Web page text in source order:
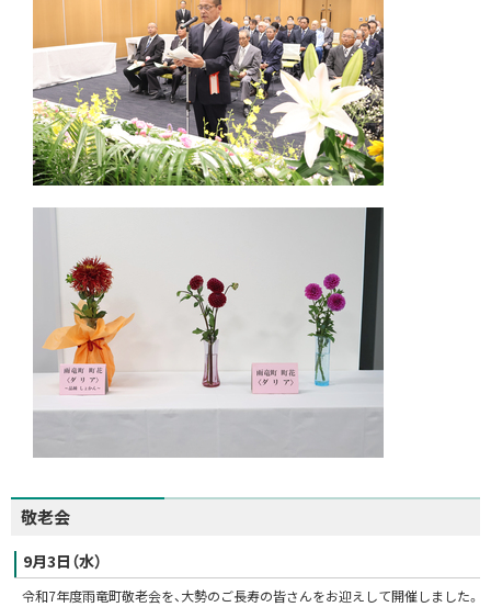
敬老会
9月3日（水）
令和7年度雨竜町敬老会を、大勢のご長寿の皆さんをお迎えして開催しました。